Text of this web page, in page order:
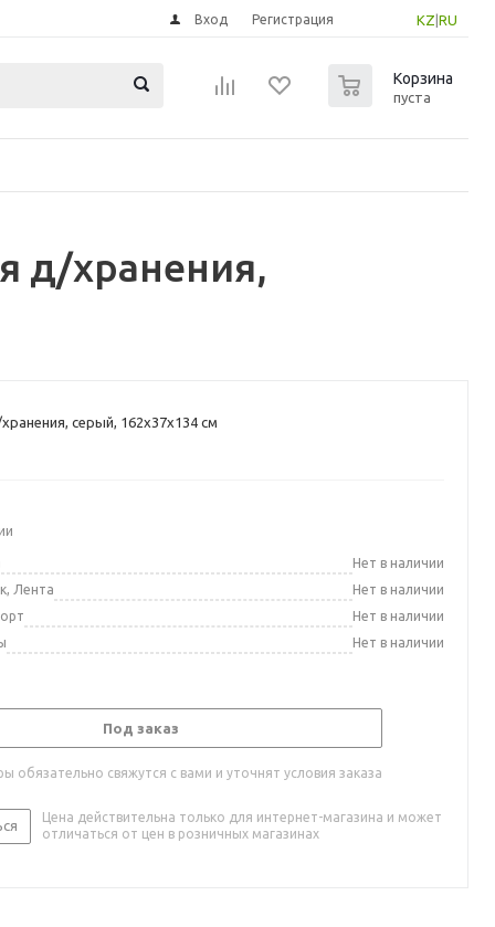
KZ RU
Вход Регистрация
Корзина
пуста
д/хранения,
серый, 162x37x134 см
Нет в наличии
Лента
Нет в наличии
Нет в наличии
Нет в наличии
Под заказ
обязательно свяжутся с вами и уточнят условия заказа
Цена действительна только для интернет-магазина и может
отличаться от цен в розничных магазинах